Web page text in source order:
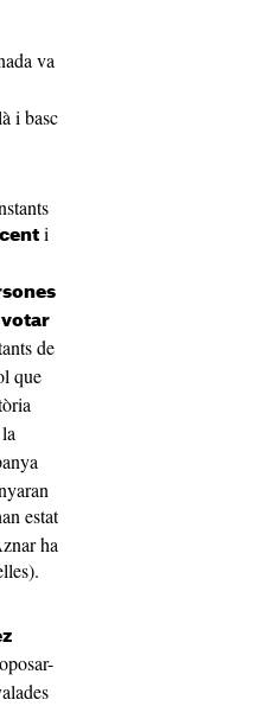
va
i basc
i
votar
de
que
estat
ha